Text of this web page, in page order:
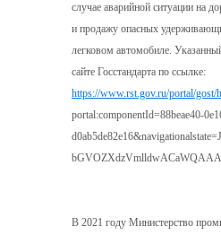
случае аварийной ситуации на
и продажу опасных
легковом автомобиле.
сайте Госстандарта по ссылке:
https://www.rst.gov.ru/portal/gost/
portal:componentId=88beae40-
В 2021 году Министерство